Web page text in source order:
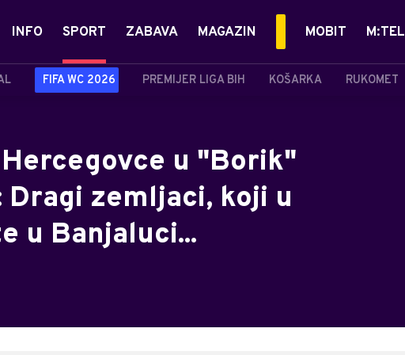
INFO SPORT
FIFA WC 2026 PREMIJER LIGA BIH KOŠARKA RUKOMET
ZABAVA MAGAZIN MOBIT M:TEL
u "Borik"
zemljaci, koji u
u Banjaluci...